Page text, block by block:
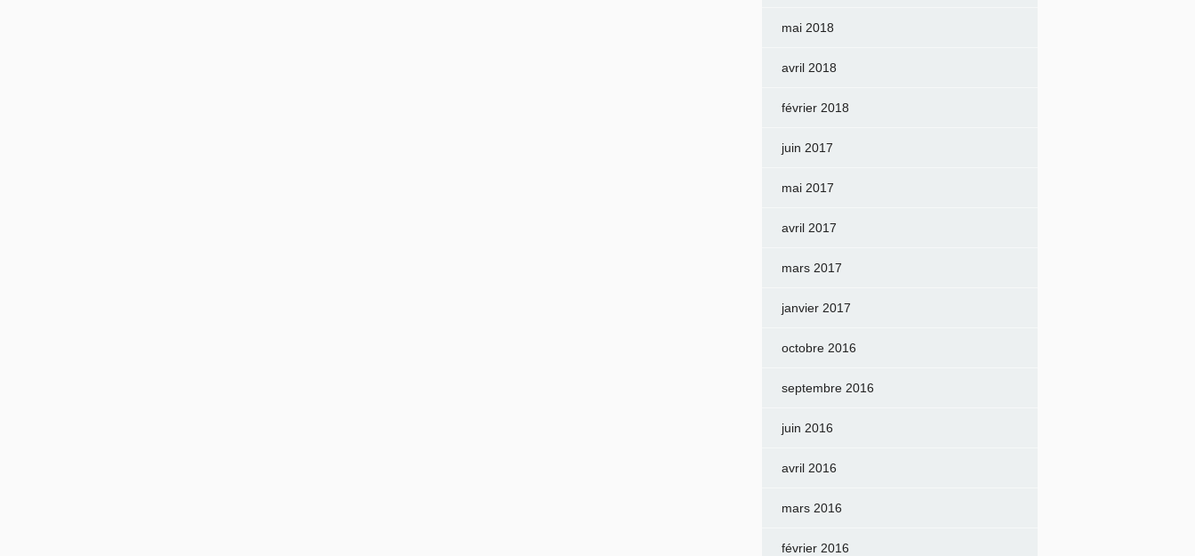
mai 2018
avril 2018
février 2018
juin 2017
mai 2017
avril 2017
mars 2017
janvier 2017
octobre 2016
septembre 2016
juin 2016
avril 2016
mars 2016
février 2016